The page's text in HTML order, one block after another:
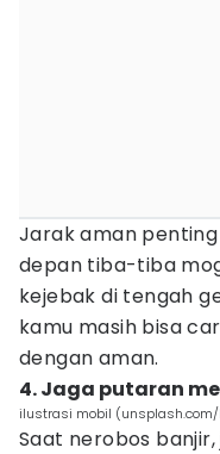
Jarak aman
depan tiba-tiba
kejebak di tengah
kamu masih bisa
dengan aman.
4. Jaga putaran
ilustrasi mobil (unsplash.com/
Saat nerobos